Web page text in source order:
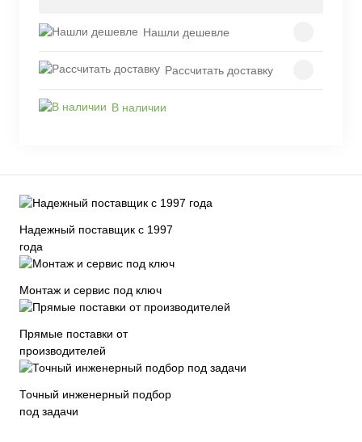
Нашли дешевле
Рассчитать доставку
В наличии
Надежный поставщик с 1997
года
Монтаж и сервис под ключ
Прямые поставки от
производителей
Точный инженерный подбор
под задачи